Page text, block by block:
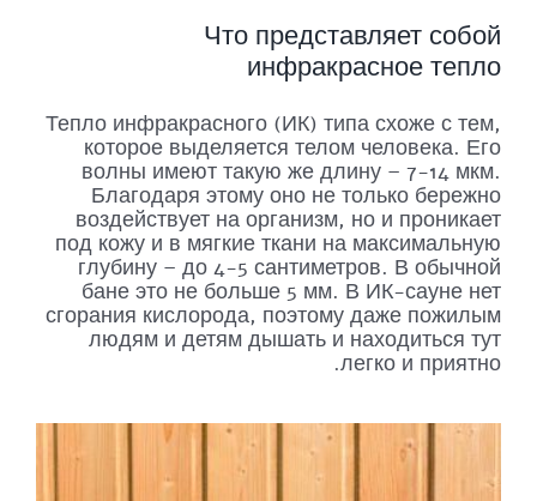
Что представляет собой
инфракрасное тепло
Тепло инфракрасного (ИК) типа схоже с тем,
которое выделяется телом человека. Его
волны имеют такую же длину – 7-14 мкм.
Благодаря этому оно не только бережно
воздействует на организм, но и проникает
под кожу и в мягкие ткани на максимальную
глубину – до 4-5 сантиметров. В обычной
бане это не больше 5 мм. В ИК-сауне нет
сгорания кислорода, поэтому даже пожилым
людям и детям дышать и находиться тут
легко и приятно.